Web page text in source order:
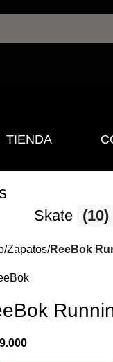
TIENDA
Skate (10)
Zapatos ReeBok